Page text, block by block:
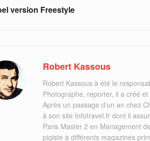
version Freestyle
Robert Kassous
Robert Kassous à été le
Photographe, reporter, il a créé
Après un passage d’un an chez
à son site Infotravel.fr dont il
Paris Master 2 en Management
pigiste à différents magazines